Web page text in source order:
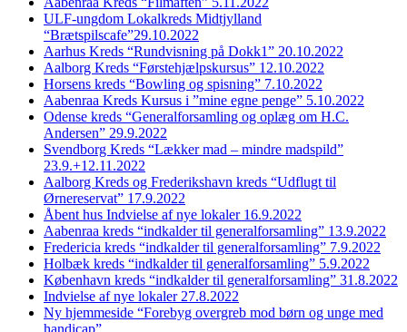
ULF-ungdom Lokalkreds Midtjylland
“Brætspilscafe”29.10.2022
Aarhus Kreds “Rundvisning på Dokk1” 20.10.2022
Aalborg Kreds “Førstehjælpskursus” 12.10.2022
Horsens kreds “Bowling og spisning” 7.10.2022
Aabenraa Kreds Kursus i ”mine egne penge” 5.10.2022
Odense kreds “Generalforsamling og oplæg om H.C.
Andersen” 29.9.2022
Svendborg Kreds “Lækker mad – mindre madspild”
23.9.+12.11.2022
Aalborg Kreds og Frederikshavn kreds “Udflugt til
Ørnereservat” 17.9.2022
Åbent hus Indvielse af nye lokaler 16.9.2022
Aabenraa kreds “indkalder til generalforsamling” 13.9.2022
Fredericia kreds “indkalder til generalforsamling” 7.9.2022
Holbæk kreds “indkalder til generalforsamling” 5.9.2022
København kreds “indkalder til generalforsamling” 31.8.2022
Indvielse af nye lokaler 27.8.2022
Ny hjemmeside “Forebyg overgreb mod børn og unge med